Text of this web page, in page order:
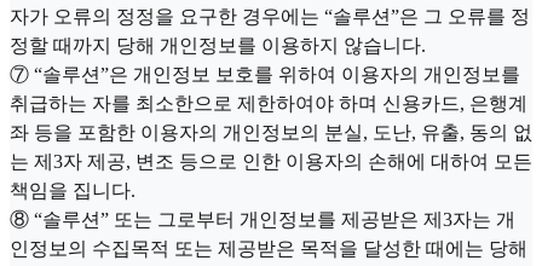
자가 오류의 정정을 요구한 경우에는 “솔루션”은 그 오류를 정
정할 때까지 당해 개인정보를 이용하지 않습니다.
⑦ “솔루션”은 개인정보 보호를 위하여 이용자의 개인정보를
취급하는 자를 최소한으로 제한하여야 하며 신용카드, 은행계
좌 등을 포함한 이용자의 개인정보의 분실, 도난, 유출, 동의 없
는 제3자 제공, 변조 등으로 인한 이용자의 손해에 대하여 모든
책임을 집니다.
⑧ “솔루션” 또는 그로부터 개인정보를 제공받은 제3자는 개
인정보의 수집목적 또는 제공받은 목적을 달성한 때에는 당해